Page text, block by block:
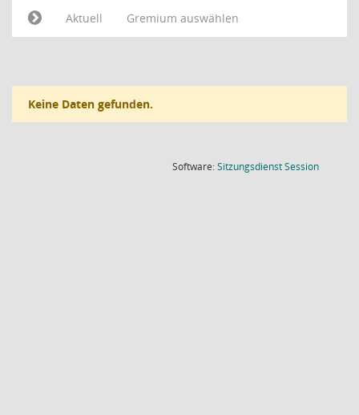
Aktuell
Gremium auswählen
Keine Daten gefunden.
Software:SitzungsdienstSession(Wird in